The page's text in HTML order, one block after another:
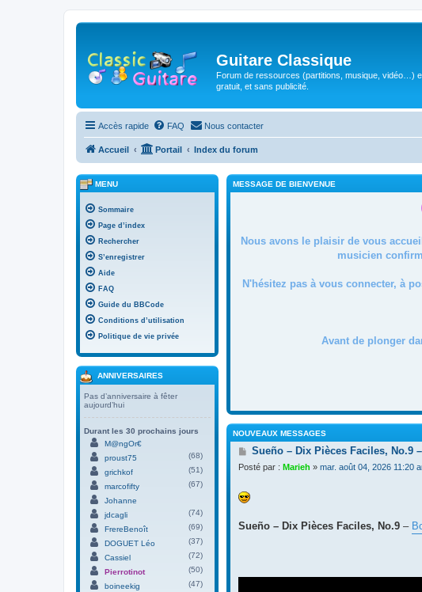
Guitare Classique
Forum de ressources (partitions, musique, vidéo…)
gratuit, et sans publicité.
Accès rapide FAQ Nous contacter
Accueil Portail Index du forum
MESSAGE DE BIENVENUE
Nous avons le plaisir de vous
musicien
N'hésitez pas à vous connecter, à
Avant de plonger
NOUVEAUX MESSAGES
M
s
a
g
Sueño – Dix Pièces Faciles, No.9
Posté par : Marieh » mar. août 04, 2026 11:20
Sueño – Dix Pièces Faciles, No.9 –
MENU
Sommaire
Page d’index
Rechercher
S’enregistrer
Aide
FAQ
Guide du BBCode
Conditions d’utilisation
Politique de vie privée
ANNIVERSAIRES
Pas d’anniversaire à fêter
aujourd’hui
Durant les 30 prochains jours
M@ngOr€
proust75
(68)
grichkof
(51)
marcofifty
(67)
Johanne
jdcagli
(74)
FrereBenoît
(69)
DOGUET Léo
(37)
Cassiel
(72)
Pierrotinot
(50)
boineekig
(47)